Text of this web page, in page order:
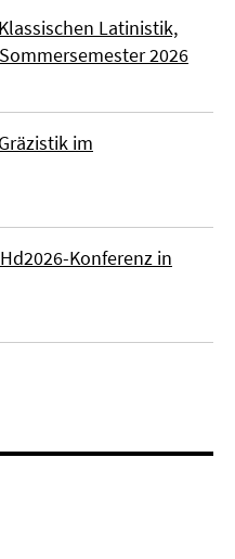
Latinistik,
2026
im
Konferenz in